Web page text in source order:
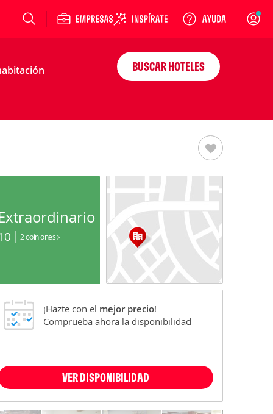
Login
BUSCAR HOTELES
2 opiniones
¡Hazte con el mejor precio!
Comprueba ahora la disponibilidad
VER DISPONIBILIDAD